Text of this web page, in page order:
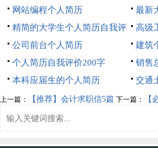
文
网站编程个人简历
最新
精简的大学生个人简历自我评
价
高级
公司前台个人简历
建筑
个人简历自我评价200字
销售
文（
本科应届生的个人简历 交通
上一篇： 【推荐】会计求职信5篇 下一篇： 【